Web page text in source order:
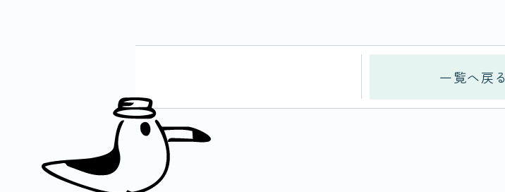
一覧へ戻る